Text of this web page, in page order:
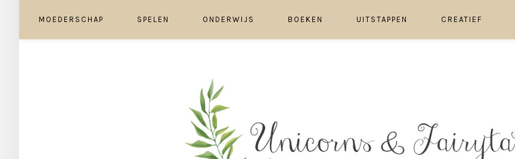
MOEDERSCHAP SPELEN ONDERWIJS BOEKEN UITSTAPPEN CREATIEF